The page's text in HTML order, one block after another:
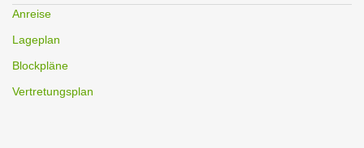
Anreise
Lageplan
Blockpläne
Vertretungsplan